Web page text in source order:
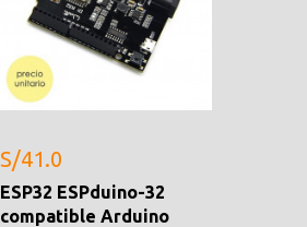
S/41.0
ESP32 ESPduino-32
compatible Arduino